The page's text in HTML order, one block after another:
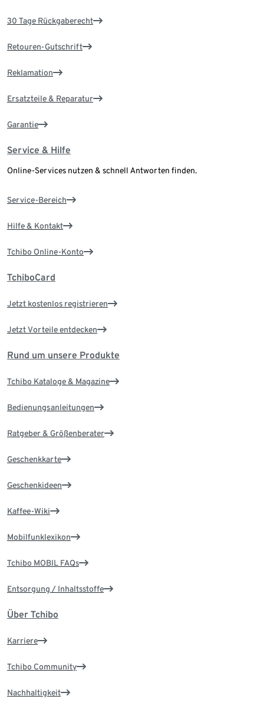
30 Tage Rückgaberecht
Retouren-Gutschrift
Reklamation
Ersatzteile & Reparatur
Garantie
Service & Hilfe
Online-Services nutzen & schnell Antworten finden.
Service-Bereich
Hilfe & Kontakt
Tchibo Online-Konto
TchiboCard
Jetzt kostenlos registrieren
Jetzt Vorteile entdecken
Rund um unsere Produkte
Tchibo Kataloge & Magazine
Bedienungsanleitungen
Ratgeber & Größenberater
Geschenkkarte
Geschenkideen
Kaffee-Wiki
Mobilfunklexikon
Tchibo MOBIL FAQs
Entsorgung / Inhaltsstoffe
Über Tchibo
Karriere
Tchibo Community
Nachhaltigkeit